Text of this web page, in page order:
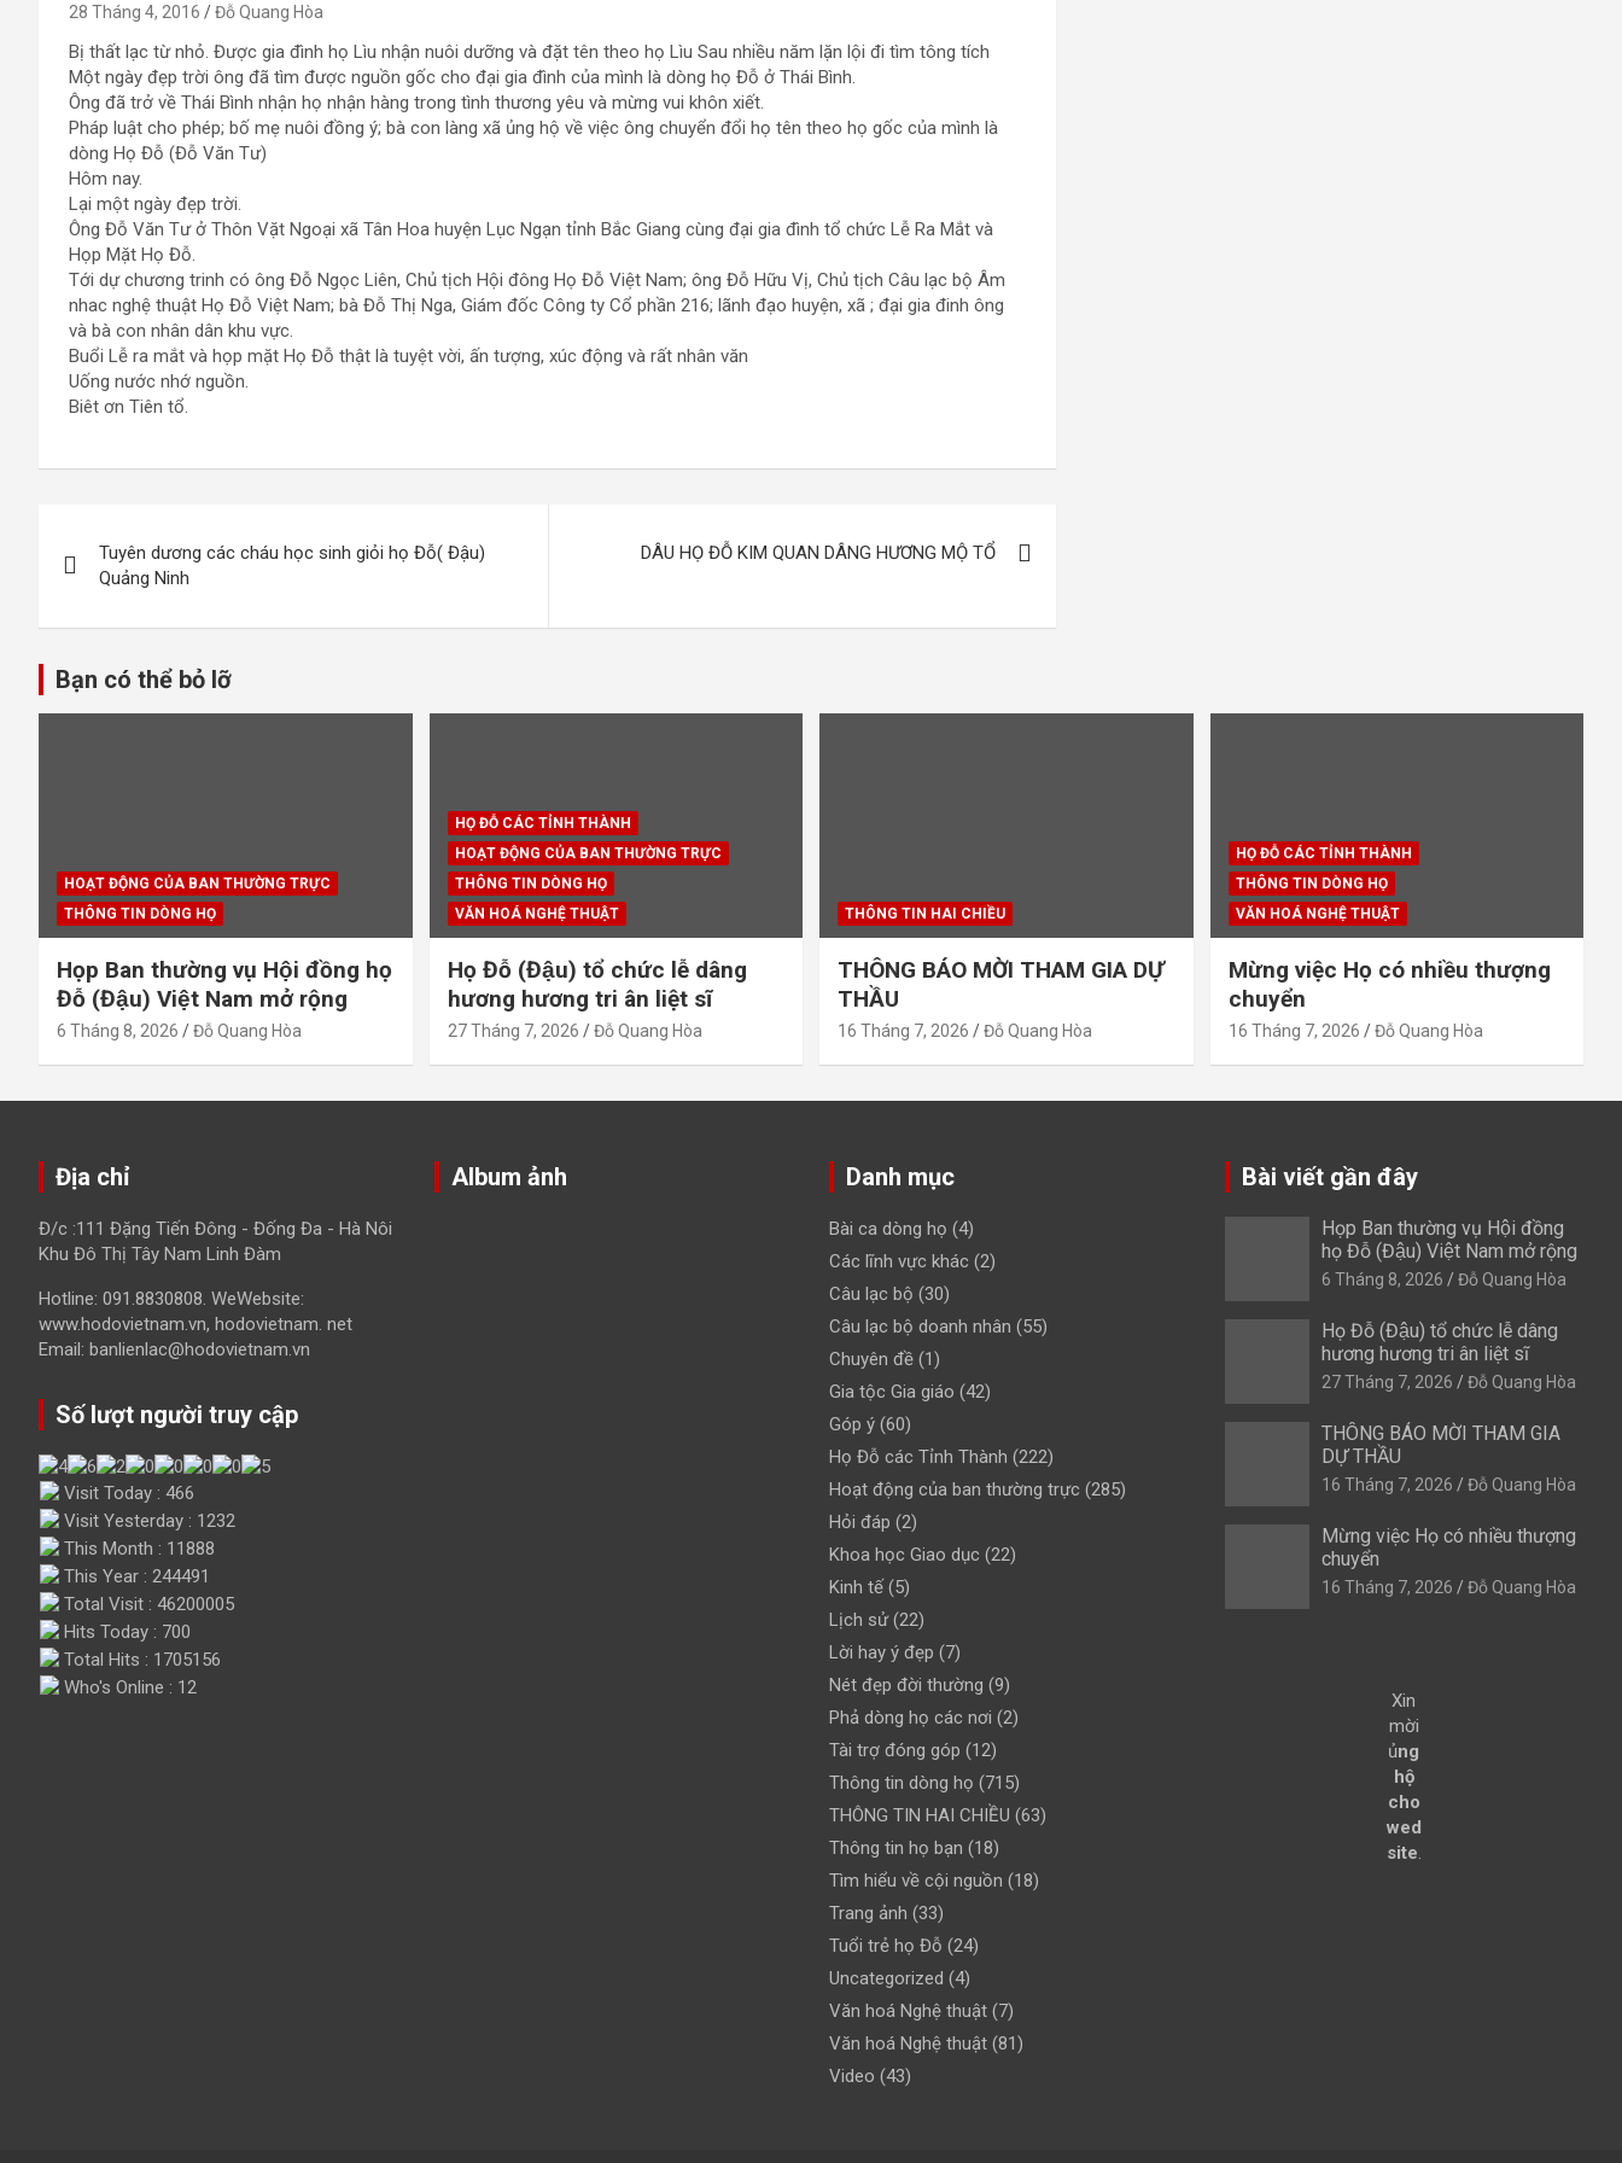
28 Tháng 4, 2016 Đỗ Quang Hòa
Bị thất lạc từ nhỏ. Được gia đình họ Lìu nhận nuôi dưỡng và đặt tên theo họ Lìu Sau nhiều năm lặn lội đi tìm tông tích
Một ngày đẹp trời ông đã tìm được nguồn gốc cho đại gia đình của mình là dòng họ Đỗ ở Thái Bình.
Ông đã trở về Thái Bình nhận họ nhận hàng trong tình thương yêu và mừng vui khôn xiết.
Pháp luật cho phép; bố mẹ nuôi đồng ý; bà con làng xã ủng hộ về việc ông chuyển đổi họ tên theo họ gốc của mình là
dòng Họ Đỗ (Đỗ Văn Tư)
Hôm nay.
Lại một ngày đẹp trời.
Ông Đỗ Văn Tư ở Thôn Vặt Ngoại xã Tân Hoa huyện Lục Ngạn tỉnh Bắc Giang cùng đại gia đình tổ chức Lễ Ra Mắt và
Họp Mặt Họ Đỗ.
Tới dự chương trinh có ông Đỗ Ngọc Liên, Chủ tịch Hội đông Họ Đỗ Việt Nam; ông Đỗ Hữu Vị, Chủ tịch Câu lạc bộ Âm
nhac nghệ thuật Họ Đỗ Việt Nam; bà Đỗ Thị Nga, Giám đốc Công ty Cổ phần 216; lãnh đạo huyện, xã ; đại gia đinh ông
và bà con nhân dân khu vực.
Buổi Lễ ra mắt và họp mặt Họ Đỗ thật là tuyệt vời, ấn tượng, xúc động và rất nhân văn
Uống nước nhớ nguồn.
Biêt ơn Tiên tổ.
hướng
bài
viết
Tuyên dương các cháu học sinh giỏi họ Đỗ( Đậu)
Quảng Ninh
DÂU HỌ ĐỖ KIM QUAN DÂNG HƯƠNG MỘ TỔ
Bạn có thể bỏ lỡ
HOẠT ĐỘNG CỦA BAN THƯỜNG TRỰC
THÔNG TIN DÒNG HỌ
Họp Ban thường vụ Hội đồng họ
Đỗ (Đậu) Việt Nam mở rộng
6 Tháng 8, 2026 Đỗ Quang Hòa
HỌ ĐỖ CÁC TỈNH THÀNH
HOẠT ĐỘNG CỦA BAN THƯỜNG TRỰC
THÔNG TIN DÒNG HỌ
VĂN HOÁ NGHỆ THUẬT
Họ Đỗ (Đậu) tổ chức lễ dâng
hương hương tri ân liệt sĩ
27 Tháng 7, 2026 Đỗ Quang Hòa
THÔNG TIN HAI CHIỀU
THÔNG BÁO MỜI THAM GIA DỰ
THẦU
16 Tháng 7, 2026 Đỗ Quang Hòa
HỌ ĐỖ CÁC TỈNH THÀNH
THÔNG TIN DÒNG HỌ
VĂN HOÁ NGHỆ THUẬT
Mừng việc Họ có nhiều thượng
chuyển
16 Tháng 7, 2026 Đỗ Quang Hòa
Địa chỉ
Đ/c :111 Đặng Tiến Đông - Đống Đa - Hà Nôi
Khu Đô Thị Tây Nam Linh Đàm
Hotline: 091.8830808. WeWebsite:
www.hodovietnam.vn, hodovietnam. net
Email: banlienlac@hodovietnam.vn
Số lượt người truy cập
Visit Today : 466
Visit Yesterday : 1232
This Month : 11888
This Year : 244491
Total Visit : 46200005
Hits Today : 700
Total Hits : 1705156
Who's Online : 12
Album ảnh Danh mục
Bài ca dòng họ (4)
Các lĩnh vực khác (2)
Câu lạc bộ (30)
Câu lạc bộ doanh nhân (55)
Chuyên đề (1)
Gia tộc Gia giáo (42)
Góp ý (60)
Họ Đỗ các Tỉnh Thành (222)
Hoạt động của ban thường trực (285)
Hỏi đáp (2)
Khoa học Giao dục (22)
Kinh tế(5)
Lịch sử(22)
Lời hay ý đẹp (7)
Nét đẹp đời thường (9)
Phả dòng họ các nơi (2)
Tài trợ đóng góp (12)
Thông tin dòng họ (715)
THÔNG TIN HAI CHIỀU (63)
Thông tin họ bạn (18)
Tìm hiểu về cội nguồn (18)
Trang ảnh (33)
Tuổi trẻ họ Đỗ (24)
Uncategorized (4)
Văn hoá Nghệ thuật (7)
Văn hoá Nghệ thuật (81)
Video (43)
Bài viết gần đây
Họp Ban thường vụ Hội đồng
họ Đỗ (Đậu) Việt Nam mở rộng
6 Tháng 8, 2026 Đỗ Quang Hòa
Họ Đỗ (Đậu) tổ chức lễ dâng
hương hương tri ân liệt sĩ
27 Tháng 7, 2026 Đỗ Quang Hòa
THÔNG BÁO MỜI THAM GIA
DỰ THẦU
16 Tháng 7, 2026 Đỗ Quang Hòa
Mừng việc Họ có nhiều thượng
chuyển
16 Tháng 7, 2026 Đỗ Quang Hòa
Xin
mời
ủng
hộ
cho
wed
site.